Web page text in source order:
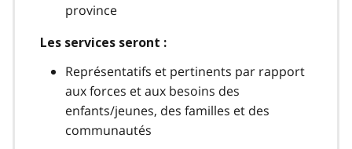
province
Les services seront :
Représentatifs et pertinents par rapport
aux forces et aux besoins des
enfants/jeunes, des familles et des
communautés